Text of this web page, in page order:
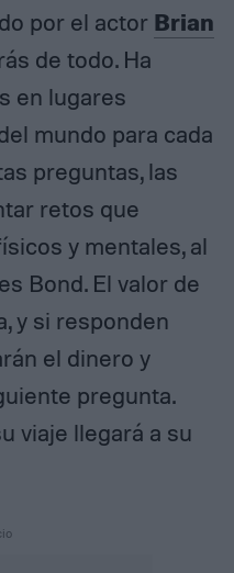
por el actor Brian
de todo. Ha
en lugares
mundo para cada
preguntas, las
retos que
y mentales, al
Bond. El valor de
y si responden
el dinero y
pregunta.
viaje llegará a su